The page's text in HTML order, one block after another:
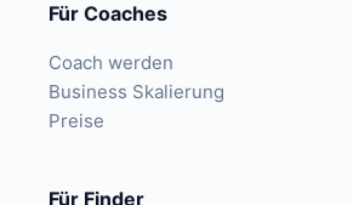
Für Coaches
Coach werden
Business Skalierung
Preise
Für Finder